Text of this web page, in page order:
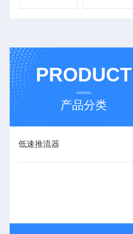
PRODUCT
产品分类
低速推流器